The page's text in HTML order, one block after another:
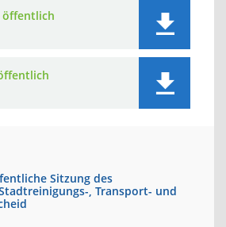
öffentlich
Sitzung des
, Transport- und